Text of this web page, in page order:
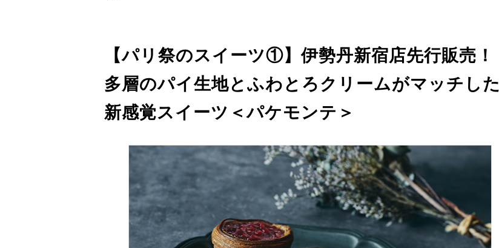
【パリ祭のスイーツ①】伊勢丹新宿店先行販売！
多層のパイ生地とふわとろクリームがマッチした
新感覚スイーツ＜パケモンテ＞